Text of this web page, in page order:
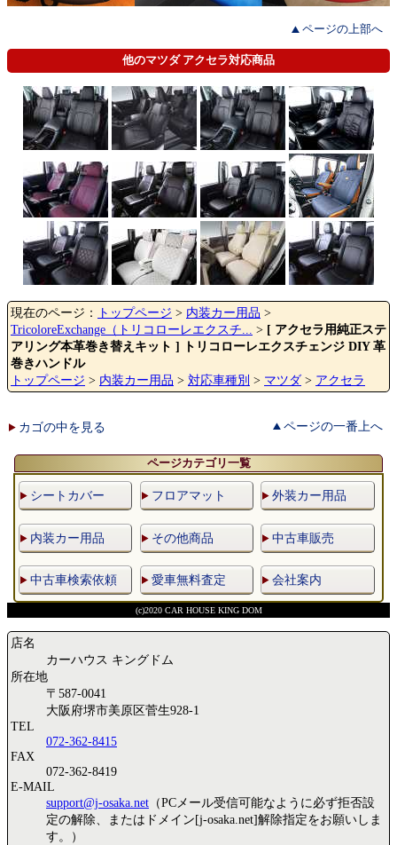
ページの上部へ
他のマツダ アクセラ対応商品
現在のページ： トップページ > 内装カー用品 >
TricoloreExchange（トリコローレエクスチ...
> [ アクセラ用純正ステ
アリング本革巻き替えキット ] トリコローレエクスチェンジ DIY 革
巻きハンドル
トップページ > 内装カー用品 > 対応車種別 > マツダ > アクセラ
カゴの中を見る ページの一番上へ
ページカテゴリ一覧
シートカバー フロアマット 外装カー用品
内装カー用品 その他商品 中古車販売
中古車検索依頼 愛車無料査定 会社案内
(c)2020 CAR HOUSE KING DOM
店名
カーハウス キングドム
所在地
〒587-0041
大阪府堺市美原区菅生928-1
TEL
072-362-8415
FAX
072-362-8419
E-MAIL
support@j-osaka.net （PCメール受信可能なように必ず拒否設
定の解除、またはドメイン[j-osaka.net]解除指定をお願いしま
す。）